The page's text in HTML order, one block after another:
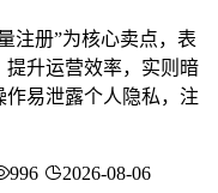
注册”为核心卖点，表
提升运营效率，实则暗
易泄露个人隐私，注
996 2026-08-06